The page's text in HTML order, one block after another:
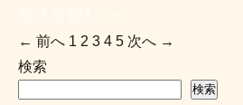
投
稿
← 前へ 1 2 3 4 5 次へ →
検索
検索